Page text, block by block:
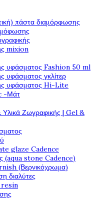
πάστα διαμόρφωσης
mixion
υφάσματος Fashion 50 ml
υφάσματος γκλίτερ
υφάσματος Hi-Lite
-Μάτ
Ζωγραφικής | Gel &
glaze Cadence
(aqua stone Cadence)
(Βερνικόχρωμα)
διαλύτες
resin